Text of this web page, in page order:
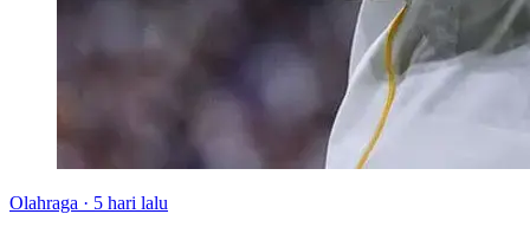
Olahraga · 5 hari lalu